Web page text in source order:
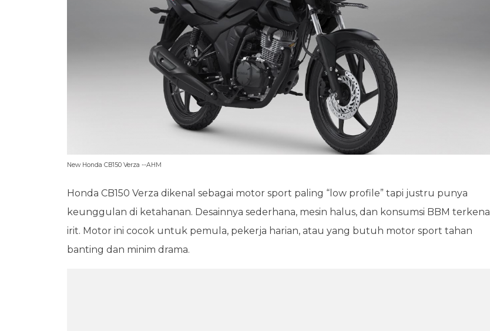
New Honda CB150 Verza --AHM
Honda CB150 Verza dikenal sebagai motor sport paling “low profile” tapi justru punya
keunggulan di ketahanan. Desainnya sederhana, mesin halus, dan konsumsi BBM terkenal
irit. Motor ini cocok untuk pemula, pekerja harian, atau yang butuh motor sport tahan
banting dan minim drama.